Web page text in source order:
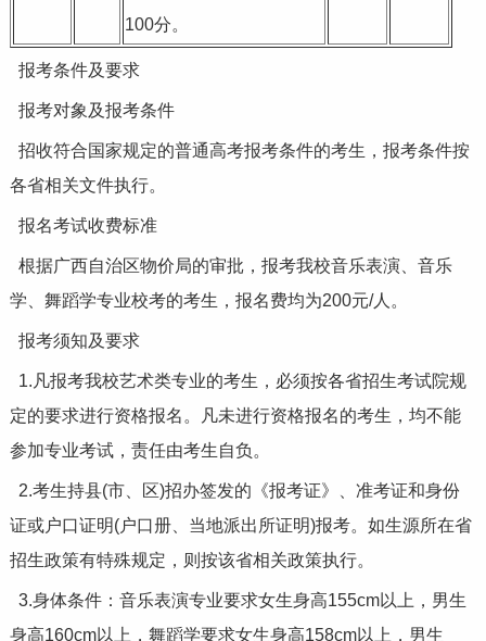
100分。
报考条件及要求
报考对象及报考条件
招收符合国家规定的普通高考报考条件的考生，报考条件按
各省相关文件执行。
报名考试收费标准
根据广西自治区物价局的审批，报考我校音乐表演、音乐
学、舞蹈学专业校考的考生，报名费均为200元/人。
报考须知及要求
1.凡报考我校艺术类专业的考生，必须按各省招生考试院规
定的要求进行资格报名。凡未进行资格报名的考生，均不能
参加专业考试，责任由考生自负。
2.考生持县(市、区)招办签发的《报考证》、准考证和身份
证或户口证明(户口册、当地派出所证明)报考。如生源所在省
招生政策有特殊规定，则按该省相关政策执行。
3.身体条件：音乐表演专业要求女生身高155cm以上，男生
身高160cm以上，舞蹈学要求女生身高158cm以上，男生